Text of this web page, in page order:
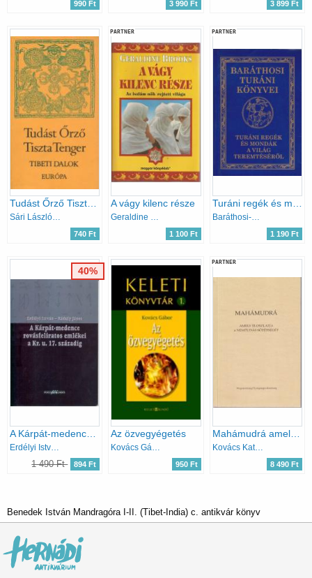
990 Ft 3 990 Ft 3 899 Ft
Sári László (szerk.)
740 Ft
PARTNER
A vágy kilenc része
Geraldine Brooks
1 100 Ft
PARTNER
Baráthosi-Balogh Benedek
1 190 Ft
1 490 Ft 894 Ft
40%
Az özvegyégetés
950 Ft
PARTNER
Mahámudrá amely eloszlatja a nemtudás sötétségét
Kovács Katalin (ford.)
8 490 Ft
Benedek István Mandragóra I-II. (Tibet-India) c. antikvár könyv